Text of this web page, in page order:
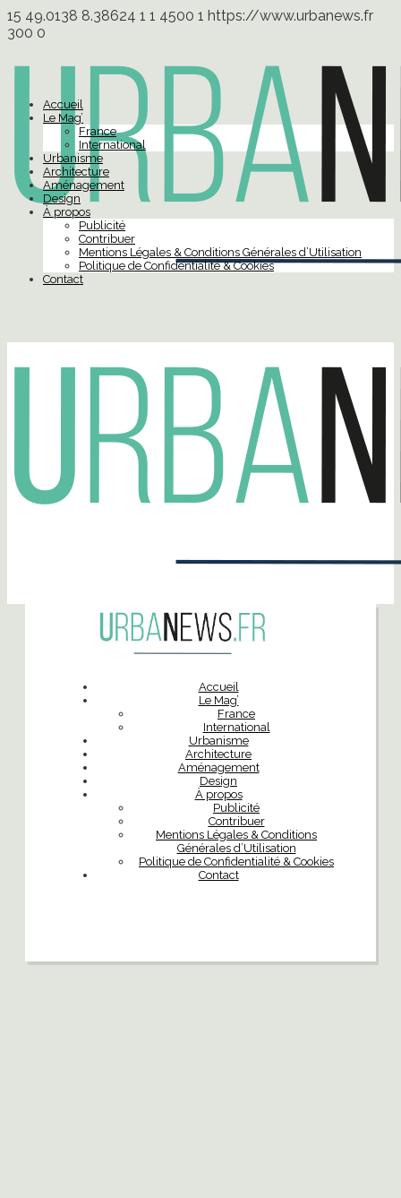
15 49.0138 8.38624 1 1 4500 1 https://www.urbanews.fr
300 0
Accueil
Le Mag’
France
International
Urbanisme
Architecture
Aménagement
Design
À propos
Publicité
Contribuer
Mentions Légales & Conditions Générales d’Utilisation
Politique de Confidentialité & Cookies
Contact
Accueil
Le Mag’
France
International
Urbanisme
Architecture
Aménagement
Design
À propos
Publicité
Contribuer
Mentions Légales & Conditions
Générales d’Utilisation
Politique de Confidentialité & Cookies
Contact